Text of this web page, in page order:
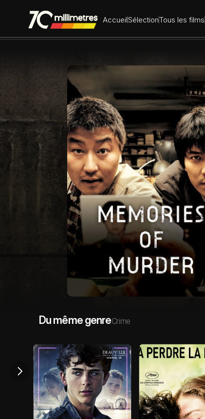
AccueilSélectionTous les films
Du même genreCrime